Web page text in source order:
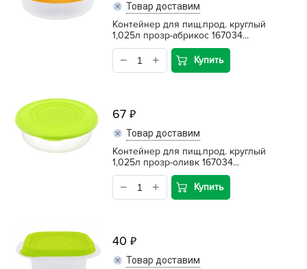
Товар доставим
Контейнер для пищ.прод. круглый
1,025л прозр-абрикос 167034...
Купить
67
Товар доставим
Контейнер для пищ.прод. круглый
1,025л прозр-оливк 167034...
Купить
40
Товар доставим